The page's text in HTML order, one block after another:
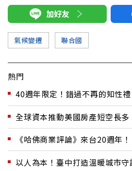
加好友
氣候變遷 聯合國
熱門
40週年限定！錯過不再的知性禮
全球資本推動美國房產短空長多
《哈佛商業評論》來台20週年！
以人為本！臺中打造溫暖城市守